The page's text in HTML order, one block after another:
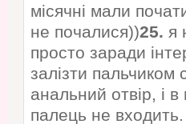
місячні мали
не почалися))25. я
просто заради
залізти пальчиком
анальний отвір, і
палець не входить.